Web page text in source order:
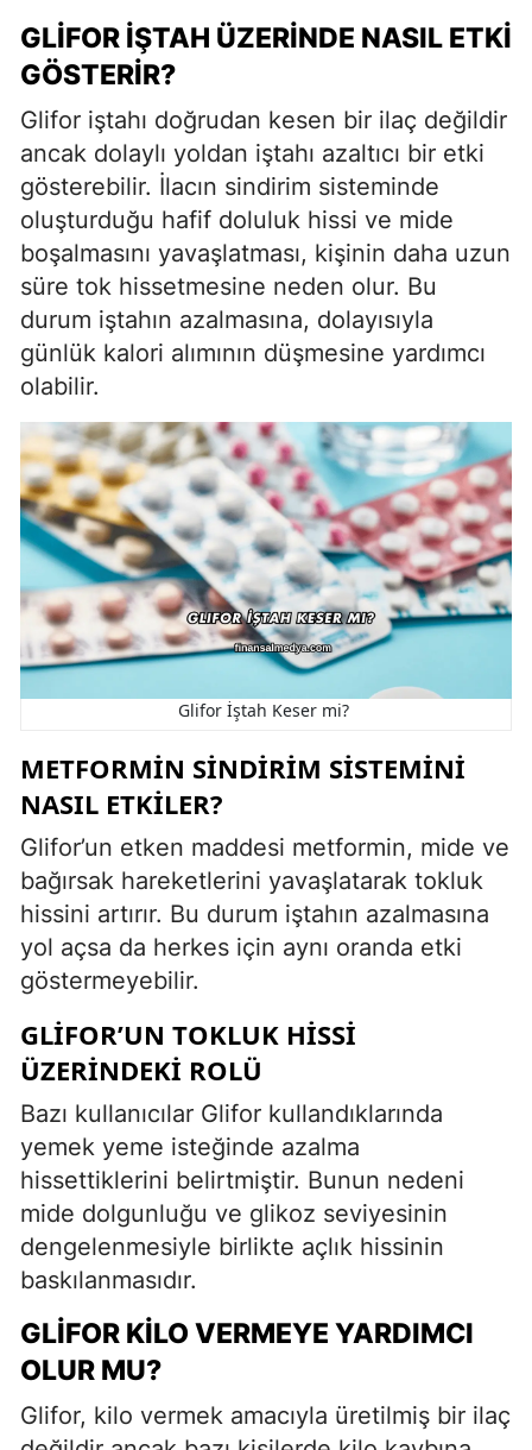
GLIFOR İŞTAH ÜZERINDE NASIL ETKI
GÖSTERIR?
Glifor iştahı doğrudan kesen bir ilaç değildir
ancak dolaylı yoldan iştahı azaltıcı bir etki
gösterebilir. İlacın sindirim sisteminde
oluşturduğu hafif doluluk hissi ve mide
boşalmasını yavaşlatması, kişinin daha uzun
süre tok hissetmesine neden olur. Bu
durum iştahın azalmasına, dolayısıyla
günlük kalori alımının düşmesine yardımcı
olabilir.
Glifor İştah Keser mi?
METFORMIN SINDIRIM SISTEMINI
NASIL ETKILER?
Glifor’un etken maddesi metformin, mide ve
bağırsak hareketlerini yavaşlatarak tokluk
hissini artırır. Bu durum iştahın azalmasına
yol açsa da herkes için aynı oranda etki
göstermeyebilir.
GLIFOR’UN TOKLUK HISSI
ÜZERINDEKI ROLÜ
Bazı kullanıcılar Glifor kullandıklarında
yemek yeme isteğinde azalma
hissettiklerini belirtmiştir. Bunun nedeni
mide dolgunluğu ve glikoz seviyesinin
dengelenmesiyle birlikte açlık hissinin
baskılanmasıdır.
GLIFOR KILO VERMEYE YARDIMCI
OLUR MU?
Glifor, kilo vermek amacıyla üretilmiş bir ilaç